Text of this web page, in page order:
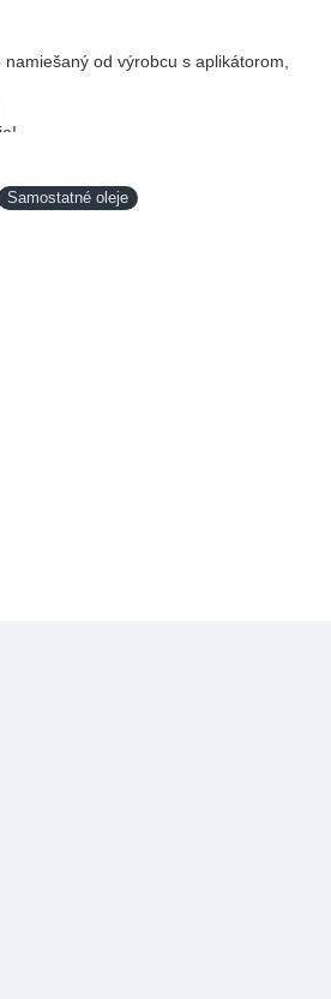
od výrobcu s aplikátorom,
Samostatné oleje